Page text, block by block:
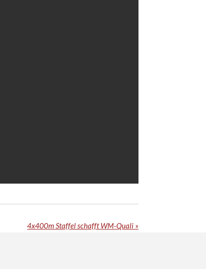
4x400m Staffel schafft WM-Quali »